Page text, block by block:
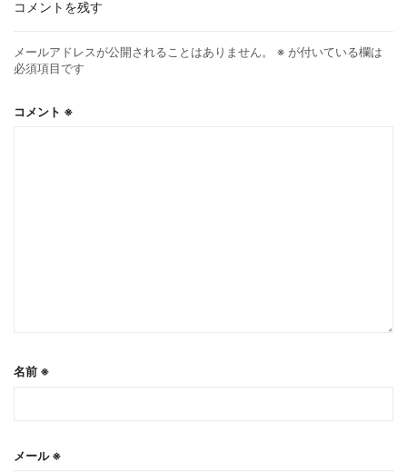
コメントを残す
メールアドレスが公開されることはありません。 ※ が付いている欄は
必須項目です
コメント ※
名前 ※
メール※